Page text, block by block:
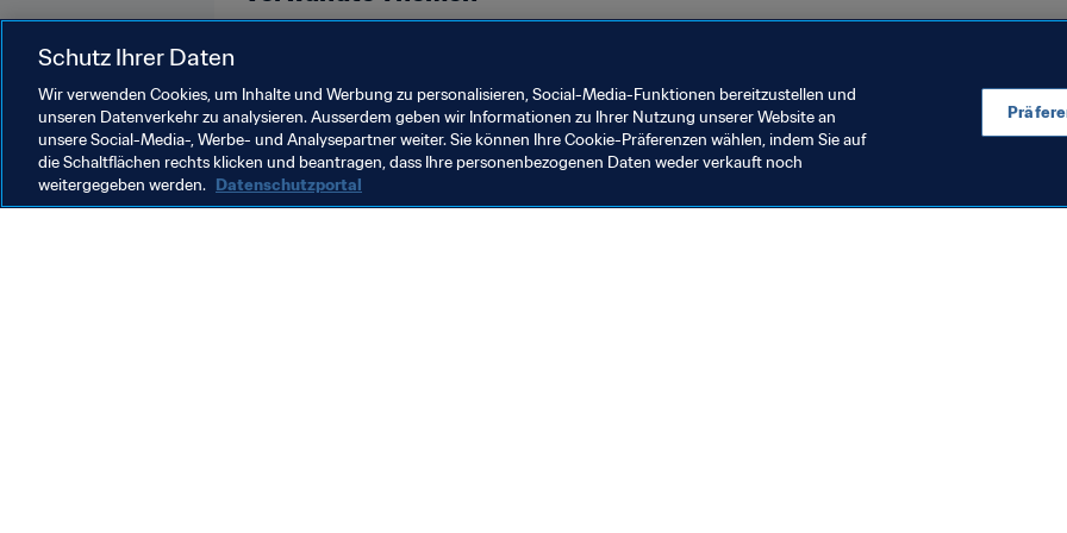
Schutz Ihrer Daten
Wir verwenden Cookies, um Inhalte und Werbung zu personalisieren, Social-Media-Funktionen bereitzustellen und
unseren Datenverkehr zu analysieren. Ausserdem geben wir Informationen zu Ihrer Nutzung unserer Website an
unsere Social-Media-, Werbe- und Analysepartner weiter. Sie können Ihre Cookie-Präferenzen wählen, indem Sie auf
die Schaltflächen rechts klicken und beantragen, dass Ihre personenbezogenen Daten weder verkauft noch
weitergegeben werden. Datenschutzportal